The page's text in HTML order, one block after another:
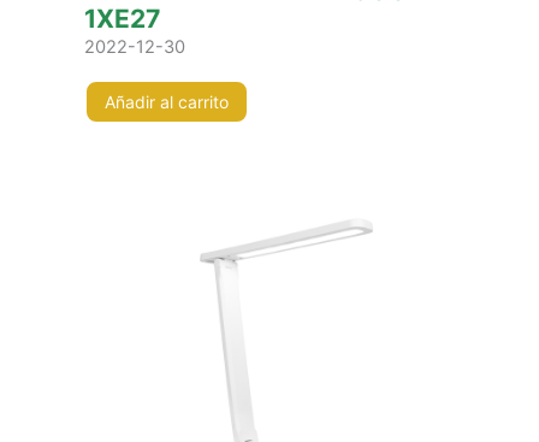
1XE27
2022-12-30
Añadir al carrito